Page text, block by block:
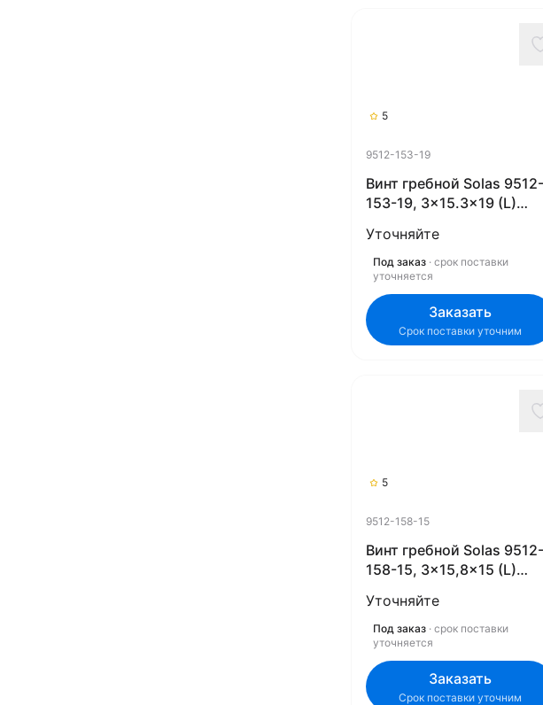
5
9512-153-19
Винт гребной Solas 9512-
153-19, 3x15.3x19 (L)
Уточняйте
Под заказ · срок поставки
уточняется
Заказать
Срок поставки уточним
5
9512-158-15
Винт гребной Solas 9512-
158-15, 3x15,8x15 (L)
Уточняйте
Под заказ · срок поставки
уточняется
Заказать
Срок поставки уточним